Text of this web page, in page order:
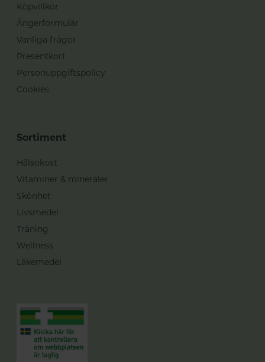
Köpvillkor
Ångerformulär
Vanliga frågor
Presentkort
Personuppgiftspolicy
Cookies
Sortiment
Hälsokost
Vitaminer & mineraler
Skönhet
Livsmedel
Träning
Wellness
Läkemedel